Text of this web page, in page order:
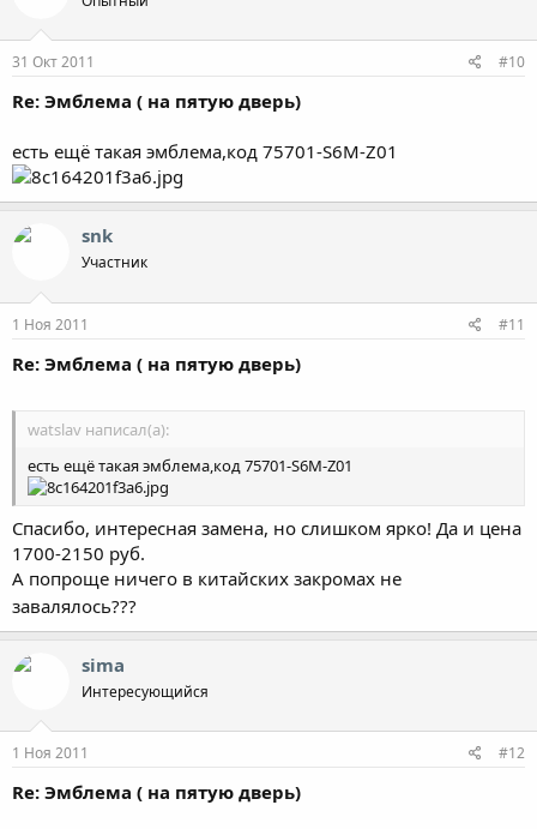
31 Окт 2011 #10
Re: Эмблема ( на пятую дверь)
есть ещё такая эмблема,код 75701-S6M-Z01
snk
Участник
1 Ноя 2011 #11
Re: Эмблема ( на пятую дверь)
watslav написал(а):
есть ещё такая эмблема,код 75701-S6M-Z01
Спасибо, интересная замена, но слишком ярко! Да и цена
1700-2150 руб.
А попроще ничего в китайских закромах не
завалялось???
sima
Интересующийся
1 Ноя 2011 #12
Re: Эмблема ( на пятую дверь)